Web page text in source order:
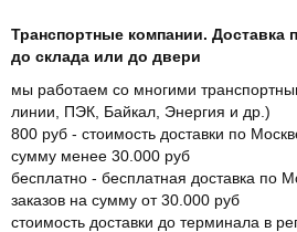
Транспортные компании. Доставка
до склада или до двери
мы работаем со многими
линии, ПЭК, Байкал, Энергия и др.)
800 руб - стоимость доставки по
сумму менее 30.000 руб
бесплатно - бесплатная доставка по
заказов на сумму от 30.000 руб
стоимость доставки до терминала в